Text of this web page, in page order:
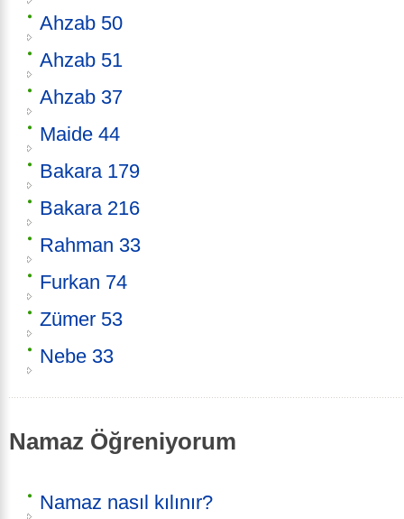
Ahzab 50
Ahzab 51
Ahzab 37
Maide 44
Bakara 179
Bakara 216
Rahman 33
Furkan 74
Zümer 53
Nebe 33
Namaz Öğreniyorum
Namaz nasıl kılınır?